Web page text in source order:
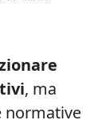
, ma
normative